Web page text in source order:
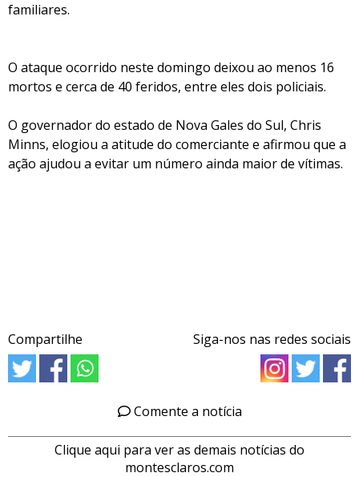
familiares.
O ataque ocorrido neste domingo deixou ao menos 16
mortos e cerca de 40 feridos, entre eles dois policiais.
O governador do estado de Nova Gales do Sul, Chris
Minns, elogiou a atitude do comerciante e afirmou que a
ação ajudou a evitar um número ainda maior de vítimas.
Compartilhe Siga-nos nas redes sociais
Comente a notícia
Clique aqui para ver as demais notícias do
montesclaros.com